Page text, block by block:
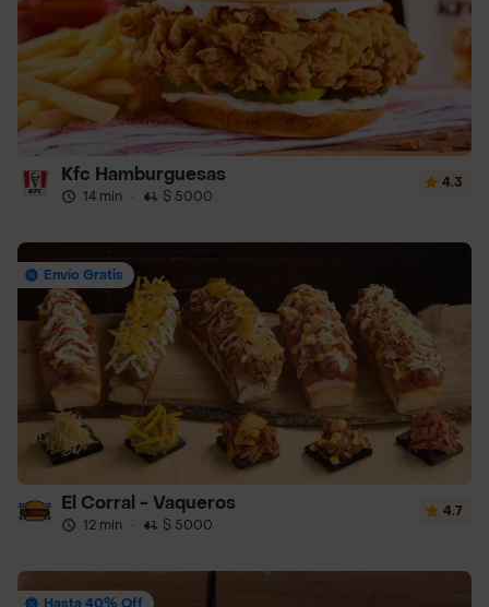
Kfc Hamburguesas
14 min · $ 5000
4.3
Envío Gratis
El Corral - Vaqueros
12 min · $ 5000
4.7